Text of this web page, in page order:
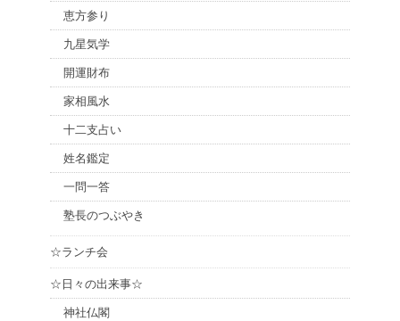
恵方参り
九星気学
開運財布
家相風水
十二支占い
姓名鑑定
一問一答
塾長のつぶやき
☆ランチ会
☆日々の出来事☆
神社仏閣